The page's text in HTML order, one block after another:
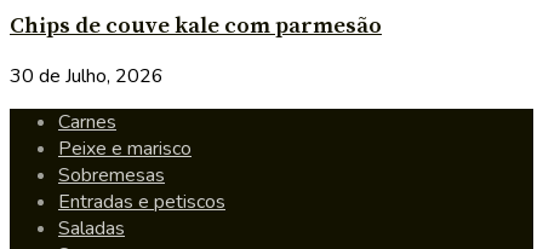
Chips de couve kale com parmesão
30 de Julho, 2026
Carnes
Peixe e marisco
Sobremesas
Entradas e petiscos
Saladas